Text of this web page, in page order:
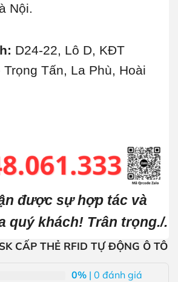
Nội.
D24-22, Lô D, KĐT
Tấn, La Phù, Hoài
được sự hợp tác và
quý khách! Trân trọng./.
CẤP THẺ RFID TỰ ĐỘNG Ô TÔ
0% | 0 đánh giá